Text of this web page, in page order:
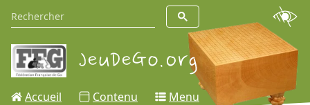
Accueil Contenu Menu